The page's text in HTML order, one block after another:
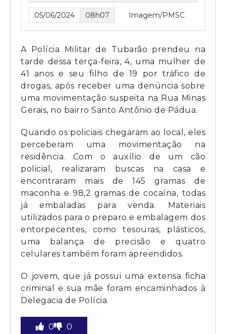
05/06/2024 08h07 Imagem/PMSC
A Polícia Militar de Tubarão prendeu na
tarde dessa terça-feira, 4, uma mulher de
41 anos e seu filho de 19 por tráfico de
drogas, após receber uma denúncia sobre
uma movimentação suspeita na Rua Minas
Gerais, no bairro Santo Antônio de Pádua.
Quando os policiais chegaram ao local, eles
perceberam uma movimentação na
residência. Com o auxílio de um cão
policial, realizaram buscas na casa e
encontraram mais de 145 gramas de
maconha e 98,2 gramas de cocaína, todas
já embaladas para venda. Materiais
utilizados para o preparo e embalagem dos
entorpecentes, como tesouras, plásticos,
uma balança de precisão e quatro
celulares também foram apreendidos.
O jovem, que já possui uma extensa ficha
criminal e sua mãe foram encaminhados à
Delegacia de Polícia.
0 0